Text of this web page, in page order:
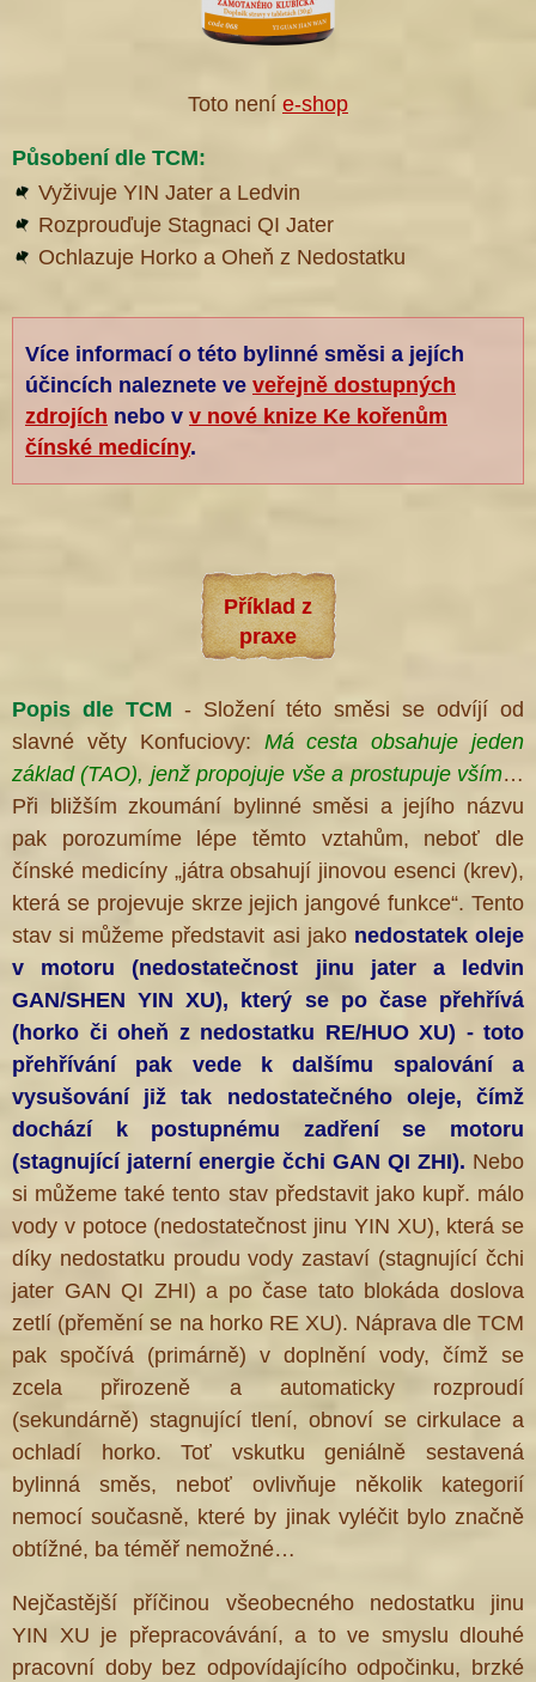
Toto není e-shop
Působení dle TCM:
Vyživuje YIN Jater a Ledvin
Rozprouďuje Stagnaci QI Jater
Ochlazuje Horko a Oheň z Nedostatku
Více informací o této bylinné směsi a jejích
účincích naleznete ve veřejně dostupných
zdrojích nebo v v nové knize Ke kořenům
čínské medicíny.
Příklad z
praxe
Popis dle TCM - Složení této směsi se odvíjí od
slavné věty Konfuciovy: Má cesta obsahuje jeden
základ (TAO), jenž propojuje vše a prostupuje vším…
Při bližším zkoumání bylinné směsi a jejího názvu
pak porozumíme lépe těmto vztahům, neboť dle
čínské medicíny „játra obsahují jinovou esenci (krev),
která se projevuje skrze jejich jangové funkce“. Tento
stav si můžeme představit asi jako nedostatek oleje
v motoru (nedostatečnost jinu jater a ledvin
GAN/SHEN YIN XU), který se po čase přehřívá
(horko či oheň z nedostatku RE/HUO XU) - toto
přehřívání pak vede k dalšímu spalování a
vysušování již tak nedostatečného oleje, čímž
dochází k postupnému zadření se motoru
(stagnující jaterní energie čchi GAN QI ZHI). Nebo
si můžeme také tento stav představit jako kupř. málo
vody v potoce (nedostatečnost jinu YIN XU), která se
díky nedostatku proudu vody zastaví (stagnující čchi
jater GAN QI ZHI) a po čase tato blokáda doslova
zetlí (přemění se na horko RE XU). Náprava dle TCM
pak spočívá (primárně) v doplnění vody, čímž se
zcela přirozeně a automaticky rozproudí
(sekundárně) stagnující tlení, obnoví se cirkulace a
ochladí horko. Toť vskutku geniálně sestavená
bylinná směs, neboť ovlivňuje několik kategorií
nemocí současně, které by jinak vyléčit bylo značně
obtížné, ba téměř nemožné…
Nejčastější příčinou všeobecného nedostatku jinu
YIN XU je přepracovávání, a to ve smyslu dlouhé
pracovní doby bez odpovídajícího odpočinku, brzké